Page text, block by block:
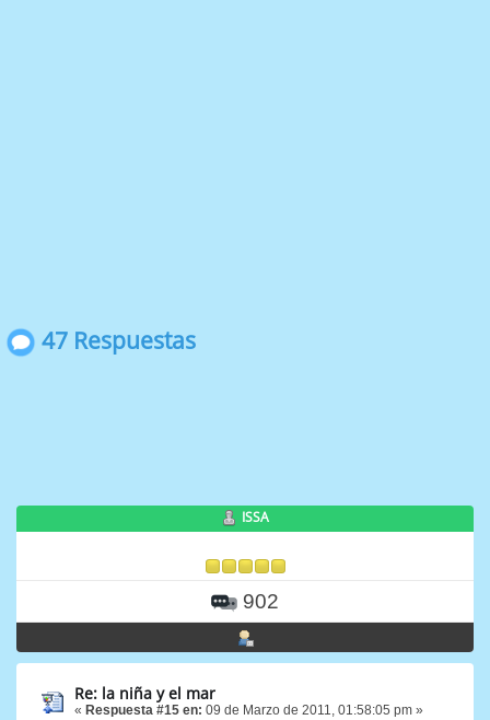
47 Respuestas
ISSA
902
Re: la niña y el mar
« Respuesta #15 en: 09 de Marzo de 2011, 01:58:05 pm »